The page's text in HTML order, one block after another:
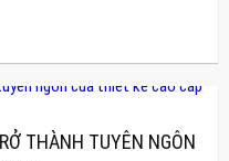
THÀNH TUYÊN NGÔN